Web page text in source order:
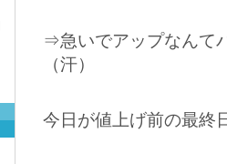
⇒急いでアップなんて
（汗）
今日が値上げ前の最終